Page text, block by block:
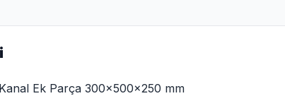
Ek Parça 300x500x250 mm